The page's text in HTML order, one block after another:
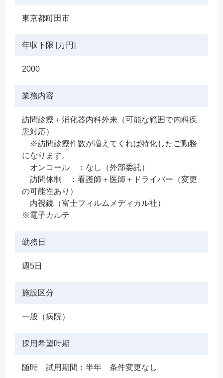
東京都町田市
年収下限 [万円]
2000
業務内容
訪問診療＋消化器内科外来（可能な範囲で内科疾
患対応）
※訪問診療件数が増えてくれば特化したご勤務
になります。
オンコール ：なし（外部委託）
訪問体制 ：看護師＋医師＋ドライバー（変更
の可能性あり）
内視鏡（富士フィルムメディカル社）
※電子カルテ
勤務日
週5日
施設区分
一般（病院）
採用希望時期
随時 試用期間：半年 条件変更なし